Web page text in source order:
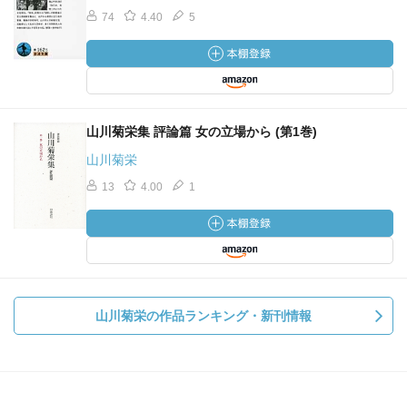
74 4.40 5
山川菊栄集 評論篇 女の立場から (第1巻)
山川菊栄
13 4.00 1
山川菊栄の作品ランキング・新刊情報